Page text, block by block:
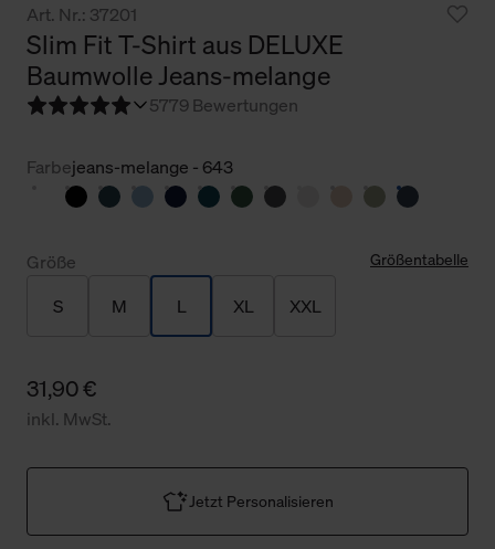
Art. Nr.: 37201
Slim Fit T-Shirt aus DELUXE
Baumwolle Jeans-melange
5779 Bewertungen
Farbejeans-melange - 643
Größe Größentabelle
S M L XL XXL
31,90 €
inkl. MwSt.
Jetzt Personalisieren